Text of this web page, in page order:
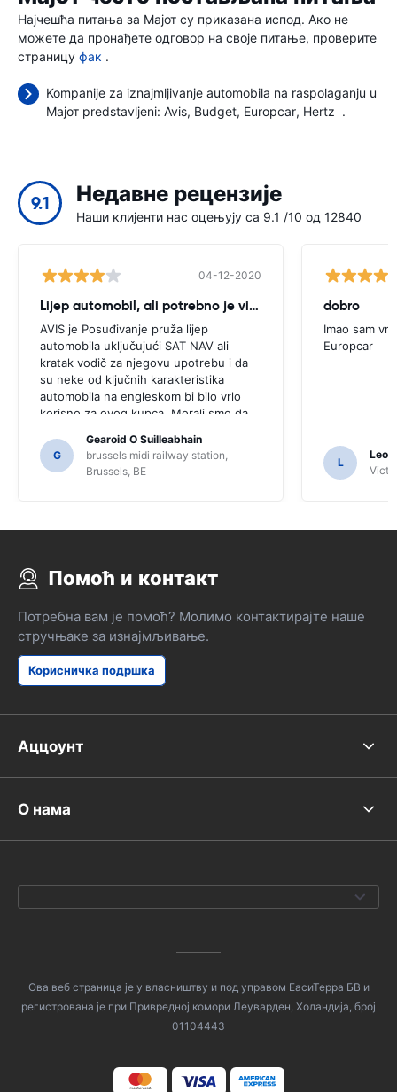
Најчешћа питања за Мајот су приказана испод. Ако не
можете да пронађете одговор на своје питање, проверите
страницу фак .
Kompanije za iznajmljivanje automobila na raspolaganju u
Мајот predstavljeni: Avis Budget Europcar Hertz .
9.1 Недавне рецензије
Наши клијенти нас оцењују са 9.1 /10 од 12840
04-12-2020
Lijep automobil, ali potrebno je više savjet
AVIS je Posuđivanje pruža lijep
automobila uključujući SAT NAV ali
kratak vodič za njegovu upotrebu i da
su neke od ključnih karakteristika
automobila na engleskom bi bilo vrlo
korisno za ovog kupca. Morali smo da
samo za to nam možda nisu shvatili
funkcije Sat Nav.
G
Gearoid O Suilleabhain
brussels midi railway station,
Brussels, BE
dobro
Imao sam
Europcar
L
Помоћ и контакт
Потребна вам је помоћ? Молимо контактирајте наше
стручњаке за изнајмљивање.
Корисничка подршка
Аццоунт
О нама
Ова веб страница је у власништву и под управом ЕасиТерра БВ и
регистрована је при Привредној комори Леуварден, Холандија, број
01104443